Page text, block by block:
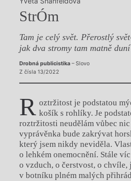
StrÓm
Tam je celý svět. Přerostlý
jak dva stromy tam matně
Drobná publicistika– Slovo
Z čísla 13/2022
R oztržitost je podstatou
košík s rohlíky. Je
roztržitosti neudělám vůbec
vyprávěnka bude zakrývat
který jsem nikdy neviděla.
o lehkém onemocnění. Stále
o vzduch, o čerstvost, o chvíle,
v botníku plném malých